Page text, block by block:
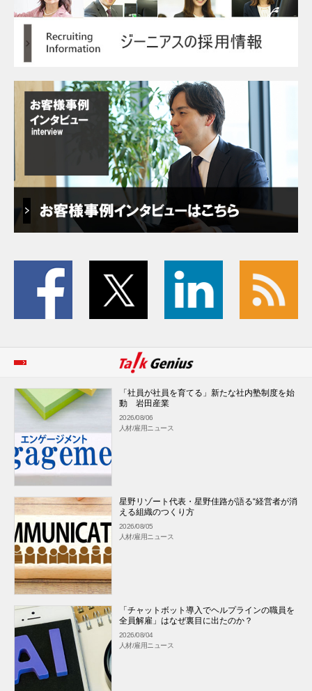
「社員が社員を育てる」新たな社内塾制度を始
動 岩田産業
2026/08/06
人材/雇用ニュース
星野リゾート代表・星野佳路が語る“経営者が消
える組織のつくり方
2026/08/05
人材/雇用ニュース
「チャットボット導入でヘルプラインの職員を
全員解雇」はなぜ裏目に出たのか？
2026/08/04
人材/雇用ニュース